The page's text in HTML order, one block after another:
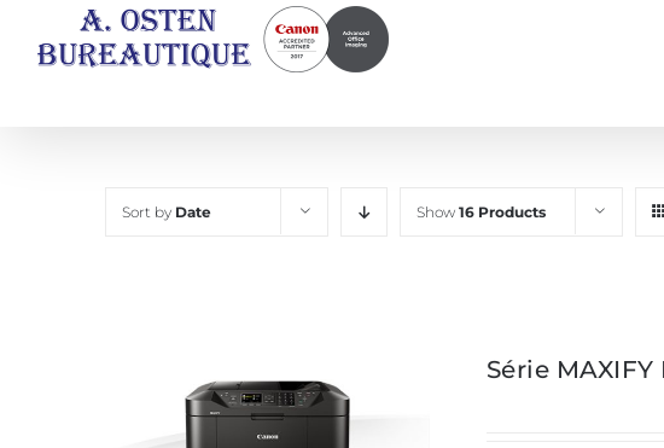
Sort by Date Show 16 Products
Série MAXIFY